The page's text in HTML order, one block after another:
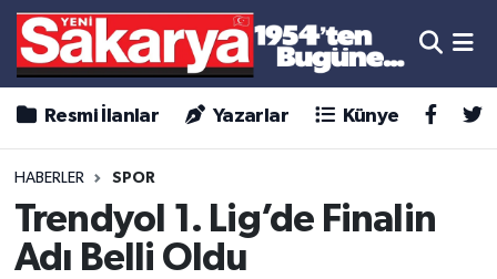
Resmi İlanlar Yazarlar Künye
HABERLER SPOR
Trendyol 1. Lig’de Finalin
Adı Belli Oldu